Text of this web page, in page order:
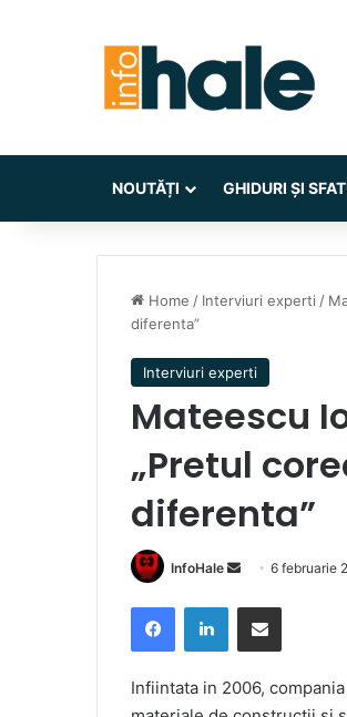
NOUTĂȚI GHIDURI ȘI
Home / Interviuri experti /
diferenta”
Interviuri experti
Mateescu
„Pretul
diferenta”
InfoHale
Send
email
6 februarie
FacebookLinkedInShare via Email
Infiintata in 2006, compania